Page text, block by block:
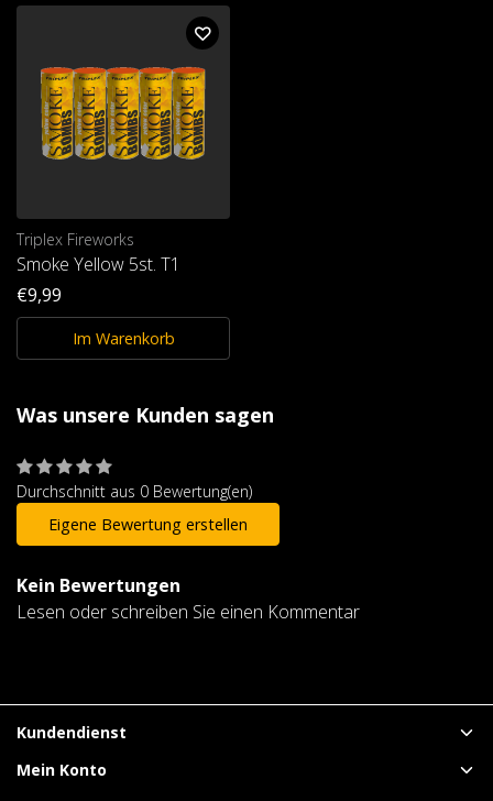
Triplex Fireworks
Smoke Yellow 5st. T1
€9,99
Im Warenkorb
Was unsere Kunden sagen
Durchschnitt aus 0 Bewertung(en)
Eigene Bewertung erstellen
Kein Bewertungen
Lesen oder schreiben Sie einen Kommentar
Kundendienst
Mein Konto